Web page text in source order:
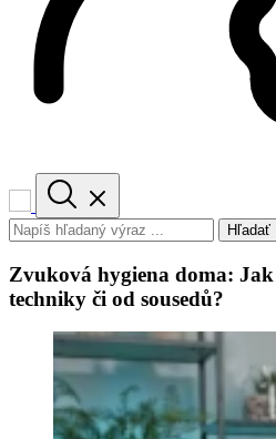
Hľadať
Zvuková hygiena doma:
techniky či od sousedů?